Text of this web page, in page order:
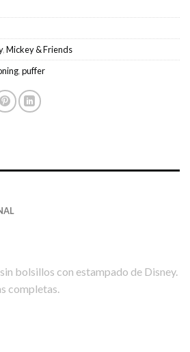
,Mickey & Friends
,puffer
bolsillos con estampado de Disney.
completas.